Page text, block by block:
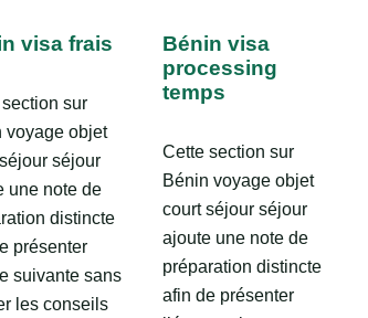
visa frais
sur
voyage objet
séjour
une note de
distincte
présenter
suivante sans
les conseils
Bénin visa
processing
temps
Cette section sur
Bénin voyage objet
court séjour séjour
ajoute une note de
préparation distincte
afin de présenter